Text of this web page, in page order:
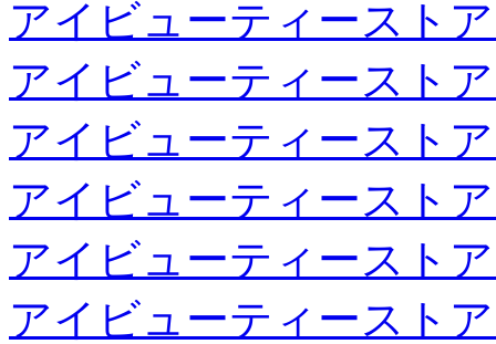
アイビューティースト
アイビューティースト
アイビューティースト
アイビューティースト
アイビューティースト
アイビューティースト